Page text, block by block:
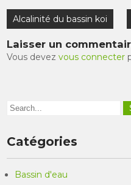
Navigation
de
l’article
Alcalinité du bassin koi
Laisser un
Vous devezvous connecter
Catégories
Bassin d'eau